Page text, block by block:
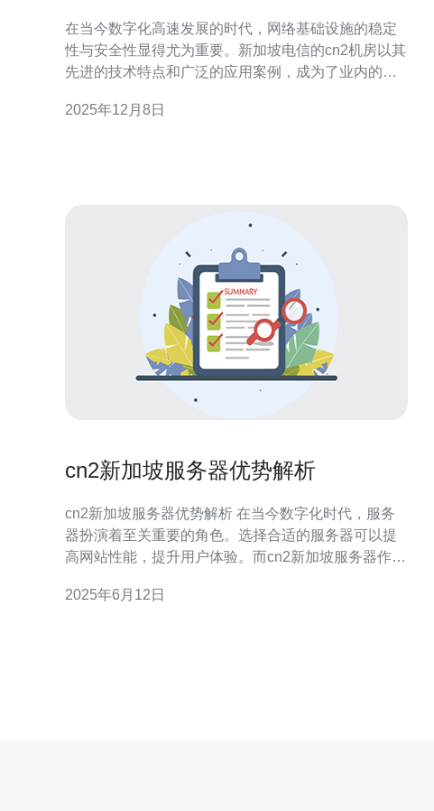
在当今数字化高速发展的时代，网络基础设施的稳定
性与安全性显得尤为重要。新加坡电信的cn2机房以其
先进的技术特点和广泛的应用案例，成为了业内的佼
的cn2机房，不仅是技术的结晶，更是现代企业信息化
2025年12月8日
cn2新加坡服务器优势解析
cn2新加坡服务器优势解析 在当今数字化时代，服务
器扮演着至关重要的角色。选择合适的服务器可以提
高网站性能，提升用户体验。而cn2新加坡服务器作为
器采用了高速连接，具有优秀的网络性能。这意味着
2025年6月12日